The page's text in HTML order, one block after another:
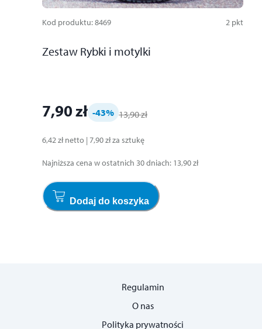
Kod produktu:8469 2 pkt
Zestaw Rybki i motylki
7,90 zł -43% 13,90 zł
6,42 zł netto | 7,90 złza sztukę
Najniższa cena w ostatnich 30 dniach: 13,90 zł
Dodaj do koszyka
Regulamin
O nas
Polityka prywatności